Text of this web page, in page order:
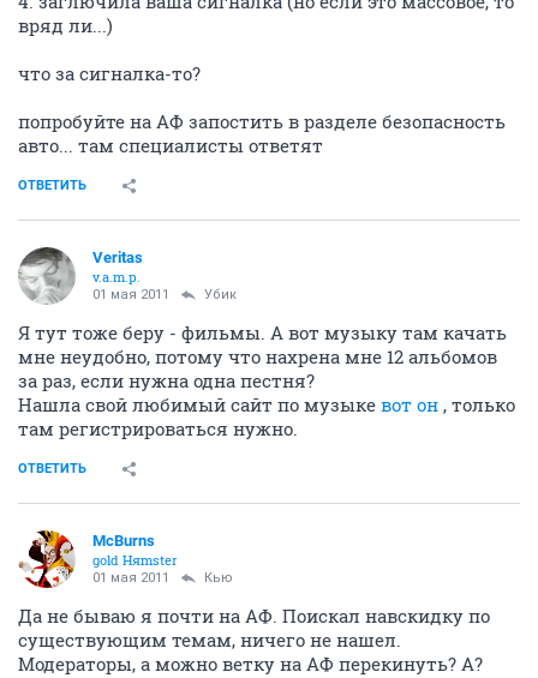
вряд ли...)
что за сигналка-то?
попробуйте на АФ запостить в разделе безопасность
авто... там специалисты ответят
ОТВЕТИТЬ
Veritas
v.a.m.p.
01 мая 2011 Убик
Я тут тоже беру - фильмы. А вот музыку там качать
мне неудобно, потому что нахрена мне 12 альбомов
за раз, если нужна одна пестня?
Нашла свой любимый сайт по музыке вот он , только
там регистрироваться нужно.
ОТВЕТИТЬ
McBurns
gold Няmster
01 мая 2011 Кью
Да не бываю я почти на АФ. Поискал навскидку по
существующим темам, ничего не нашел.
Модераторы, а можно ветку на АФ перекинуть? А?